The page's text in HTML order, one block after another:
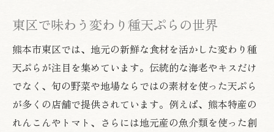
東区で味わう変わり種天ぷらの世界
熊本市東区では、地元の新鮮な食材を活かした変わり種
天ぷらが注目を集めています。伝統的な海老やキスだけ
でなく、旬の野菜や地場ならではの素材を使った天ぷら
が多くの店舗で提供されています。例えば、熊本特産の
れんこんやトマト、さらには地元産の魚介類を使った創